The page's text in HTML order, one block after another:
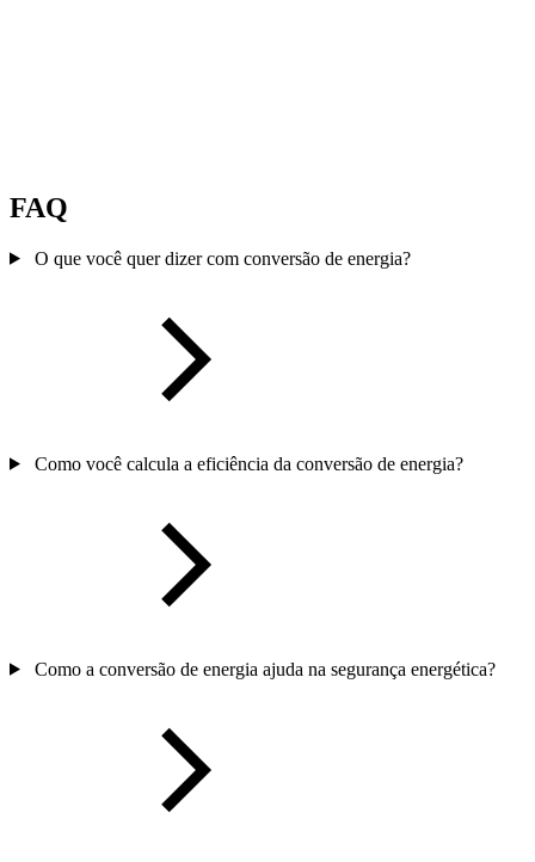
FAQ
O que você quer dizer com conversão de energia?
Como você calcula a eficiência da conversão de energia?
Como a conversão de energia ajuda na segurança energética?